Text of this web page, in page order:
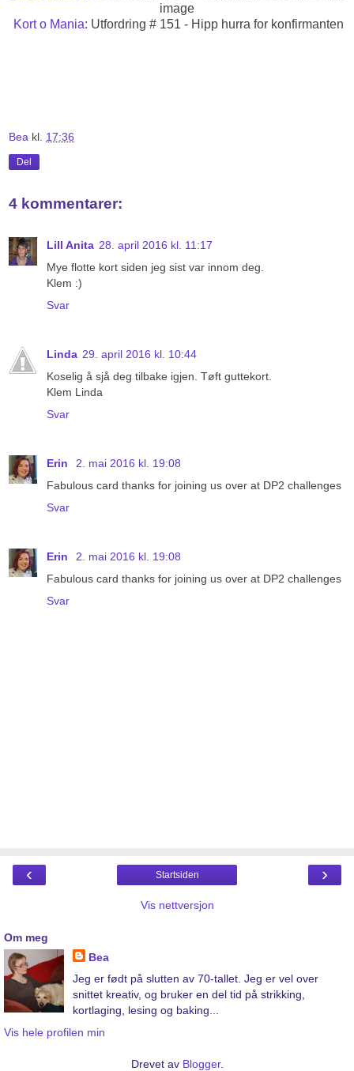
image
Kort o Mania: Utfordring # 151 - Hipp hurra for konfirmanten
Bea kl. 17:36
Del
4 kommentarer:
Lill Anita 28. april 2016 kl. 11:17
Mye flotte kort siden jeg sist var innom deg.
Klem :)
Svar
Linda 29. april 2016 kl. 10:44
Koselig å sjå deg tilbake igjen. Tøft guttekort.
Klem Linda
Svar
Erin
2. mai 2016 kl. 19:08
Fabulous card thanks for joining us over at DP2 challenges
Svar
Erin
2. mai 2016 kl. 19:08
Fabulous card thanks for joining us over at DP2 challenges
Svar
‹ ›
Startsiden
Vis nettversjon
Om meg
Bea
Jeg er født på slutten av 70-tallet. Jeg er vel over
snittet kreativ, og bruker en del tid på strikking,
kortlaging, lesing og baking...
Vis hele profilen min
Drevet av Blogger.